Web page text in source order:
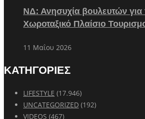
ΝΔ: Ανησυχία βουλευτών για
Χωροταξικό Πλαίσιο
11 Μαΐου 2026
ΚΑΤΗΓΟΡΙΕΣ
LIFESTYLE (17.946)
UNCATEGORIZED (192)
VIDEOS (467)